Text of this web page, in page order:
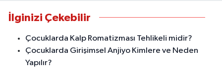
İlginizi Çekebilir
Çocuklarda Kalp Romatizması Tehlikeli midir?
Çocuklarda Girişimsel Anjiyo Kimlere ve Neden
Yapılır?